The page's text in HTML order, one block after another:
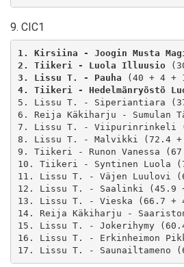
9. CIC1
1. Kirsiina - Joogin Musta
2. Tiikeri - Luola Illuusio
3. Lissu T. - Pauha
4. Tiikeri - Hedelmänryöstö
5. Lissu T. - Siperiantiara
6. Reija Käkiharju - Sumulan
7. Lissu T. - Viipurinrinkeli
8. Lissu T. - Malvikki (72.4 +
9. Tiikeri - Runon Vanessa
10. Tiikeri - Syntinen Luola
11. Lissu T. - Väjen Luulovi
12. Lissu T. - Saalinki (45.9
13. Lissu T. - Vieska (66.7 +
14. Reija Käkiharju -
15. Lissu T. - Jokerihymy
16. Lissu T. - Erkinheimon
17. Lissu T. - Saunailtameno